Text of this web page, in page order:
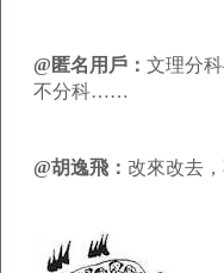
@匿名用戶： 文理分
不分科……
@胡逸飛： 改來改去